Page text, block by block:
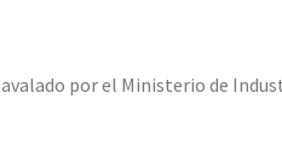
avalado por el Ministerio de